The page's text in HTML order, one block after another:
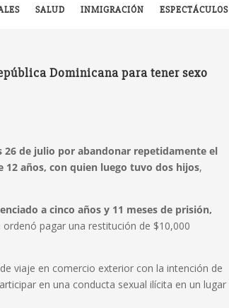
SALUD INMIGRACIÓN ESPECTÁCULOS
Dominicana para tener sexo
de julio por abandonar repetidamente el
12 años, con quien luego tuvo dos hijos,
a cinco años y 11 meses de prisión,
ordenó pagar una restitución de $10,000
viaje en comercio exterior con la intención de
en una conducta sexual ilícita en un lugar